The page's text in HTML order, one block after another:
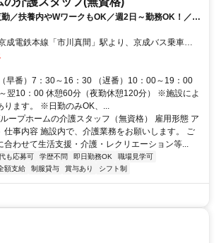
／扶養内やWワークもOK／週2日～勤務OK！／未
中♪
成電鉄本線「市川真間」駅より、京成バス乗車、
Ｒ総武線エアポート成田「市
ス乗車、 「国分角」バス停下車、徒歩5分 ③ＪＲ
り、京成バス乗車、 「国分角」バス停下
早番）7：30～16：30 （遅番）10：00～19：00
翌10：00 休憩60分（夜勤休憩120分） ※施設によ
ります。 ※日勤のみOK、...
ープホームの介護スタッフ（無資格） 雇用形態 ア
仕事内容 施設内で、介護業務をお願いします。 ご
合わせて生活支援・介護・レクリエーション等...
も応募可 学歴不問 即日勤務OK
職場見学可
額支給 制服貸与 賞与あり シフト制